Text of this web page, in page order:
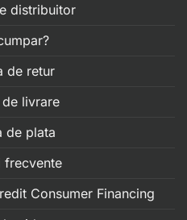
distribuitor
de retur
livrare
de plata
frecvente
Consumer Financing